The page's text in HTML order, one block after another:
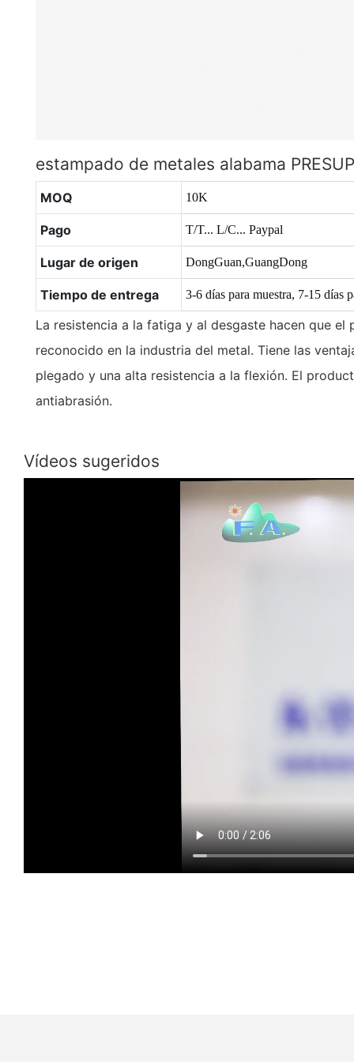
estampado de metales alabama
MOQ 10K
Pago T/T... L/C... Paypal
Lugar de origen DongGuan,GuangDong
Tiempo de entrega 3-6 días para muestra, 7-15 días
La resistencia a la fatiga y al desgaste hacen que el
reconocido en la industria del metal. Tiene las
plegado y una alta resistencia a la flexión. El
antiabrasión.
Vídeos sugeridos